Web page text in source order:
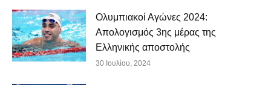
Ολυμπιακοί Αγώνες 2024:
Απολογισμός 3ης μέρας της
Ελληνικής αποστολής
30 Ιουλίου, 2024